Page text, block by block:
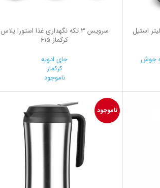
روغن داغ کن 14*7.0 سانتیمتر 1.0 لیتر استیل
جوش
سرويس 3 تكه نگهداری غذا استورا پلاس
کرکماز 615
جای ادویه
کرکماز
ناموجود
ناموجود